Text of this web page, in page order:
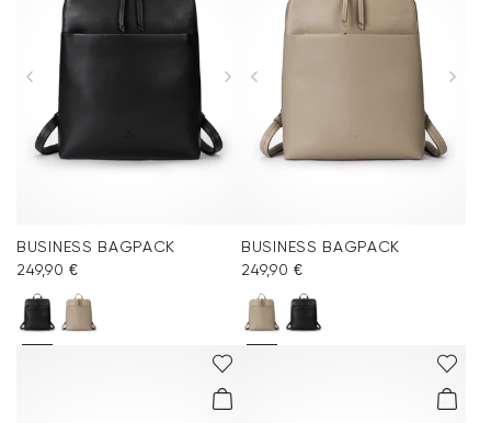
BUSINESS BAGPACK
249,90 €
BUSINESS BAGPACK
249,90 €